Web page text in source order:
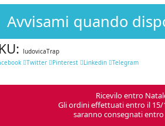
Avvisami quando
ludovicaTrap
Twitter Pinterest Linkedin Telegram
Ricevilo entro
Gli ordini effettuati entro il 15/
saranno consegnati entro